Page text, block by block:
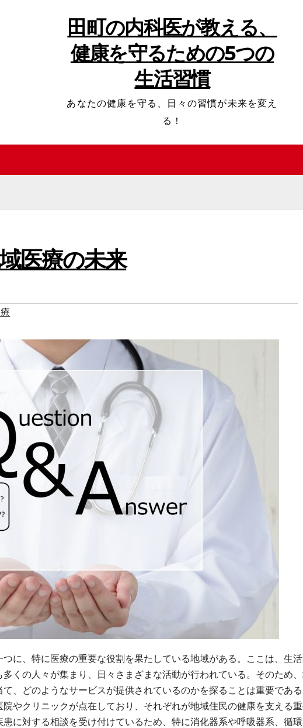
田町の内科医が教える、
健康を守るための5つの
生活習慣
あなたの健康を守る、日々の習慣が未来を変え
る！
医療の未来
に、特に医療の重要な役割を果たしている地域がある。
ここは、生
くの人々が集まり、日々さまざまな活動が行われている。そのため
、どのようなサービスが提供されているのかを探ることは重要であ
やクリニックが点在しており、それぞれが地域住民の健康を支える
に対する相談を受け付けているため、特に消化器系や呼吸器系、循